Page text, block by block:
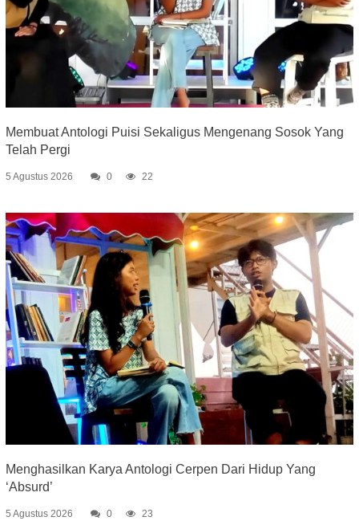
Membuat Antologi Puisi Sekaligus Mengenang Sosok Yang
Telah Pergi
5 Agustus 2026 0 22
Menghasilkan Karya Antologi Cerpen Dari Hidup Yang
‘Absurd’
5 Agustus 2026 0 23